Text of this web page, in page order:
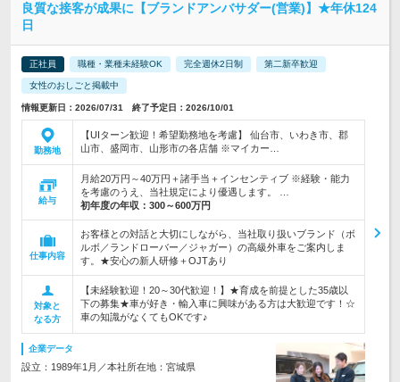
良質な接客が成果に【ブランドアンバサダー(営業)】★年休124
日
正社員 職種・業種未経験OK 完全週休2日制 第二新卒歓迎
女性のおしごと掲載中
情報更新日：2026/07/31 終了予定日：2026/10/01
勤務地
【UIターン歓迎！希望勤務地を考慮】 仙台市、いわき市、郡
山市、盛岡市、山形市の各店舗 ※マイカー…
給与
月給20万円～40万円＋諸手当＋インセンティブ ※経験・能力
を考慮のうえ、当社規定により優遇します。 …
初年度の年収： 300～600万円
仕事内容
お客様との対話と大切にしながら、当社取り扱いブランド（ボ
ルボ／ランドローバー／ジャガー）の高級外車をご案内しま
す。★安心の新人研修＋OJTあり
対象と
なる方
【未経験歓迎！20～30代歓迎！】★育成を前提とした35歳以
下の募集★車が好き・輸入車に興味がある方は大歓迎です！☆
車の知識がなくてもOKです♪
企業データ
設立：1989年1月／本社所在地：宮城県